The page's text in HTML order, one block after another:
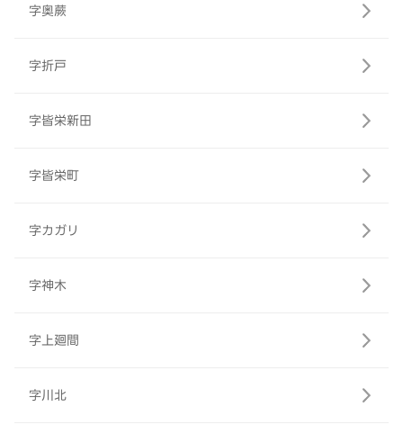
字奥蕨
字折戸
字皆栄新田
字皆栄町
字カガリ
字神木
字上廻間
字川北